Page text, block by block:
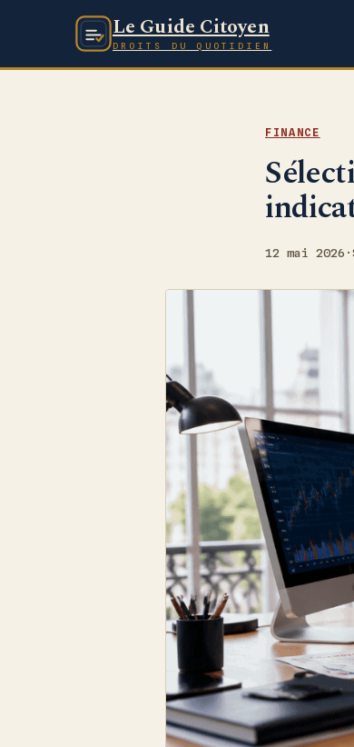
Le Guide Citoyen
DROITS DU QUOTIDIEN
FINANCE
12 mai 2026 ·